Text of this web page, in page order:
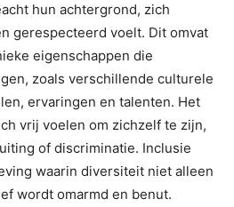
hun achtergrond, zich
gerespecteerd voelt. Dit omvat
eigenschappen die
zoals verschillende culturele
ervaringen en talenten. Het
vrij voelen om zichzelf te zijn,
of discriminatie. Inclusie
waarin diversiteit niet alleen
wordt omarmd en benut.